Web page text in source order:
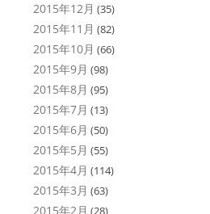
2015年12月 (35)
2015年11月 (82)
2015年10月 (66)
2015年9月 (98)
2015年8月 (95)
2015年7月 (13)
2015年6月 (50)
2015年5月 (55)
2015年4月 (114)
2015年3月 (63)
2015年2月 (28)